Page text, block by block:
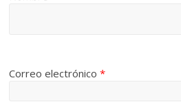
Correo electrónico*